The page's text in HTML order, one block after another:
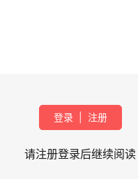
登录 注册
请注册登录后继续阅读